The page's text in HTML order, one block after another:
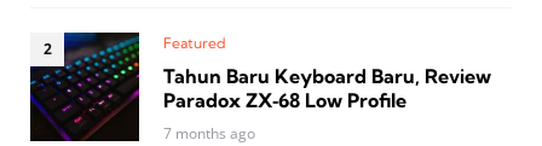
Featured
Tahun Baru Keyboard Baru, Review
Paradox ZX‑68 Low Profile
7 months ago